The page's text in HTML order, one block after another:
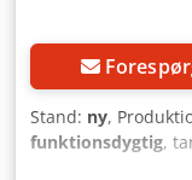
Stand: ny,
funktionsdygtig,
•Korpus i rustfrit